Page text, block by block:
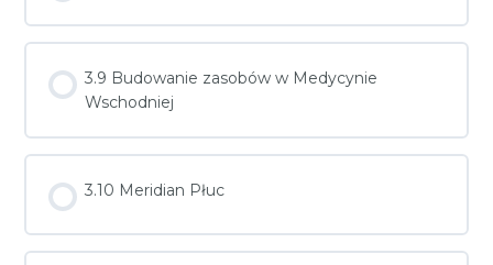
3.9 Budowanie zasobów w Medycynie
Wschodniej
3.10 Meridian Płuc